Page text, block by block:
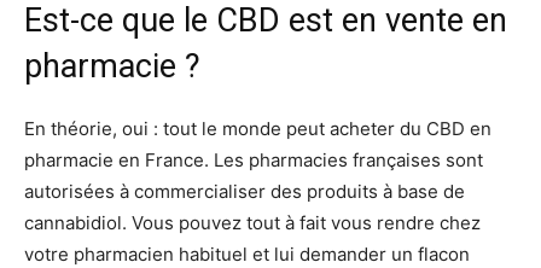
Est-ce que le CBD est en vente en
pharmacie ?
En théorie, oui : tout le monde peut acheter du CBD en
pharmacie en France. Les pharmacies françaises sont
autorisées à commercialiser des produits à base de
cannabidiol. Vous pouvez tout à fait vous rendre chez
votre pharmacien habituel et lui demander un flacon